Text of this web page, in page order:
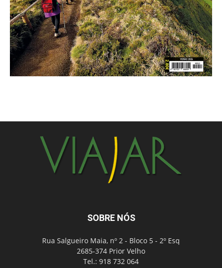
SOBRE NÓS
Rua Salgueiro Maia, nº 2 - Bloco 5 - 2º Esq
2685-374 Prior Velho
Tel.: 918 732 064